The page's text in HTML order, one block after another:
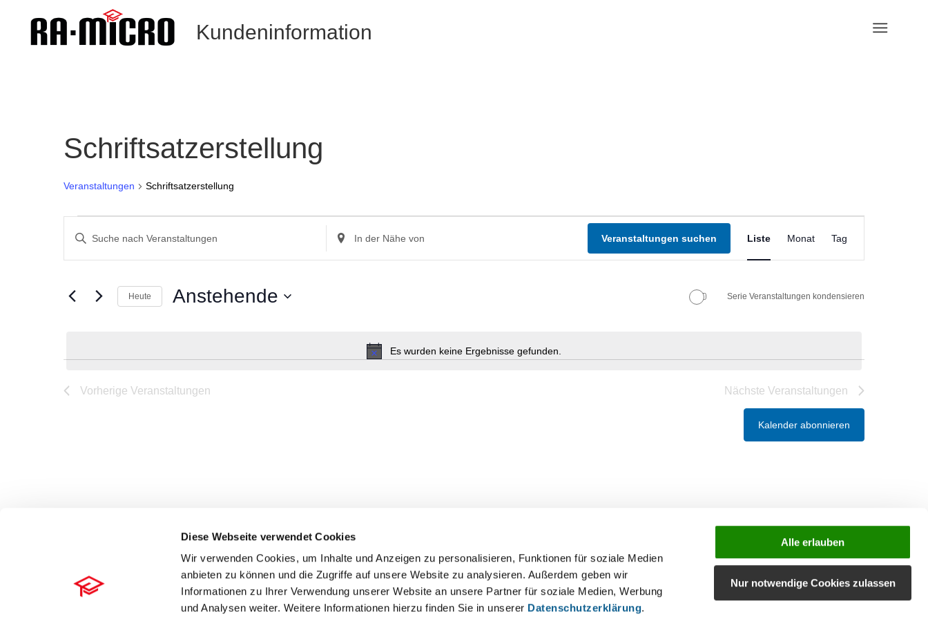
Diese Webseite verwendet Cookies
Wir verwenden Cookies, um Inhalte und Anzeigen zu personalisieren, Funktionen für soziale Medien
anbieten zu können und die Zugriffe auf unsere Website zu analysieren. Außerdem geben wir
Informationen zu Ihrer Verwendung unserer Website an unsere Partner für soziale Medien, Werbung
und Analysen weiter. Weitere Informationen hierzu finden Sie in unserer Datenschutzerklärung.
Alle erlauben
Nur notwendige Cookies zulassen
Kundeninformation
Schriftsatzerstellung
Veranstaltungen Schriftsatzerstellung
Hinweis
Es wurden keine Ergebnisse gefunden.
Such-
und
Ansichtennavigation
Geben
Schlüsselwort.
Suche
Schlüsselwort.
Standort
eingeben.
Veranstaltungen suchen
Navigation
Liste Monat Tag
Heute Anstehende Serie Veranstaltungen kondensieren
Vorherige Veranstaltungen Nächste Veranstaltungen
Kalender abonnieren
Datenschutz © RA-MICRO Software AG 2025